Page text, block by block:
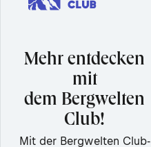
Mehr entdecken
mit
dem Bergwelten
Club!
Mit der Bergwelten Club-